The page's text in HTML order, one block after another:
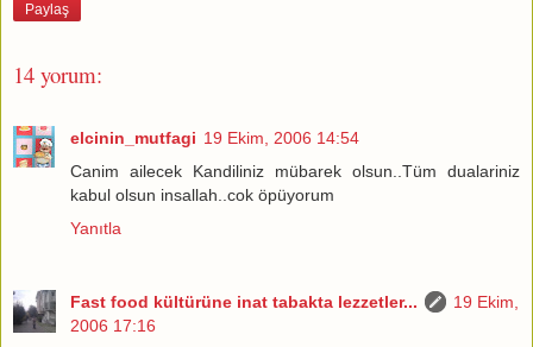
Paylaş
14 yorum:
elcinin_mutfagi 19 Ekim, 2006 14:54
Canim ailecek Kandiliniz mübarek olsun..Tüm dualariniz
kabul olsun insallah..cok öpüyorum
Yanıtla
Fast food kültürüne inat tabakta lezzetler...
19 Ekim,
2006 17:16